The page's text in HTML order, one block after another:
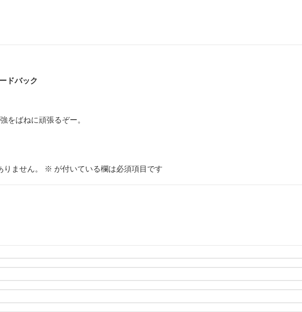
ドバック
ばねに頑張るぞー。
ません。
※ が付いている欄は必須項目です